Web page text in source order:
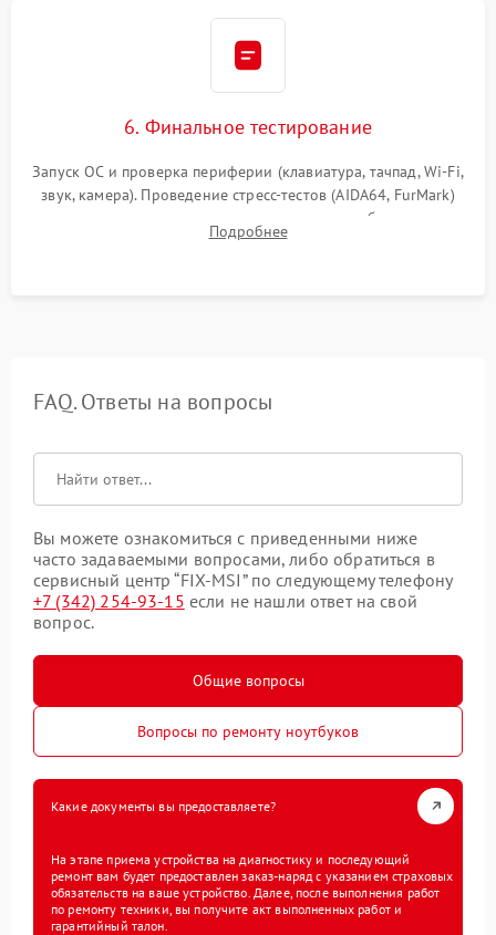
6. Финальное тестирование
Запуск ОС и проверка периферии (клавиатура, тачпад, Wi-Fi,
звук, камера). Проведение стресс-тестов (AIDA64, FurMark)
для контроля температурного режима и стабильности
системы под пиковой нагрузкой.
Подробнее
FAQ. Ответы на вопросы
Вы можете ознакомиться с приведенными ниже
часто задаваемыми вопросами, либо обратиться в
сервисный центр “FIX-MSI” по следующему телефону
+7 (342) 254-93-15 если не нашли ответ на свой
вопрос.
Общие вопросы
Вопросы по ремонту ноутбуков
Какие документы вы предоставляете?
На этапе приема устройства на диагностику и последующий
ремонт вам будет предоставлен заказ-наряд с указанием страховых
обязательств на ваше устройство. Далее, после выполнения работ
по ремонту техники, вы получите акт выполненных работ и
гарантийный талон.